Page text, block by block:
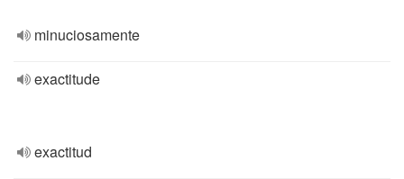
minuciosamente
exactitude
exactitud